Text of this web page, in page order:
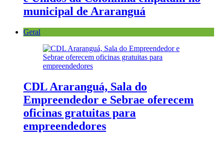
municipal de Araranguá
Geral
CDL Araranguá, Sala do
Empreendedor e Sebrae oferecem
oficinas gratuitas para
empreendedores